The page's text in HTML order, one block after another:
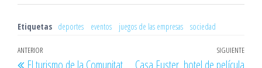
Etiquetas deportes eventos juegos de las empresas sociedad
Navegación
Entrada
ANTERIOR SIGUIENTE